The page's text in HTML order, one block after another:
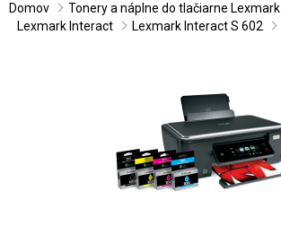
Domov
Tonery a náplne do tlačiarne Lexmark
Lexmark Interact
Lexmark Interact S 602